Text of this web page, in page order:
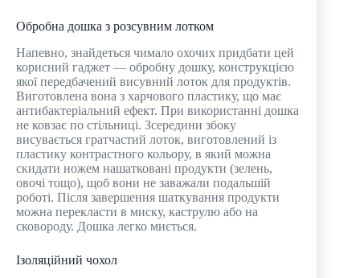
Обробна дошка з розсувним лотком
Напевно, знайдеться чимало охочих придбати цей
корисний гаджет — обробну дошку, конструкцією
якої передбачений висувний лоток для продуктів.
Виготовлена ​​вона з харчового пластику, що має
антибактеріальний ефект. При використанні дошка
не ковзає по стільниці. Зсередини збоку
висувається гратчастий лоток, виготовлений із
пластику контрастного кольору, в який можна
скидати ножем нашатковані продукти (зелень,
овочі тощо), щоб вони не заважали подальшій
роботі. Після завершення шаткування продукти
можна перекласти в миску, каструлю або на
сковороду. Дошка легко миється.
Ізоляційний чохол